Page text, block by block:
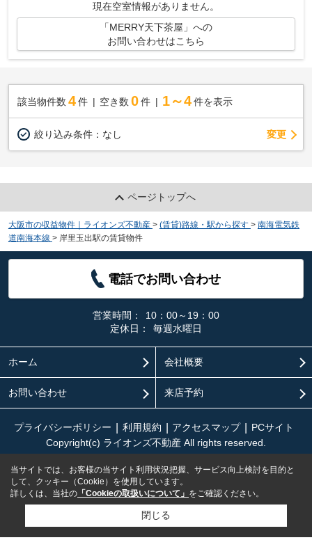
現在空室情報がありません。
「MERRY天下茶屋」への
お問い合わせはこちら
該当物件数 4件 空き数 0 件 1～4 件を表示
絞り込み条件： なし 変更
ページトップへ
大阪市の収益物件｜ライオンズ不動産 > (賃貸)路線・駅から探す > 南海電気鉄
道南海本線 > 岸里玉出駅の賃貸物件
電話でお問い合わせ
営業時間：
10：00～19：00
定休日：
毎週水曜日
ホーム 会社概要
お問い合わせ 来店予約
プライバシーポリシー 利用規約 アクセスマップ
PCサイト
Copyright(c) ライオンズ不動産 All rights reserved.
当サイトでは、お客様の当サイト利用状況把握、サービス向上検討を目的と
して、クッキー（Cookie）を使用しています。
詳しくは、当社の 「Cookieの取扱いについて」 をご確認ください。
閉じる